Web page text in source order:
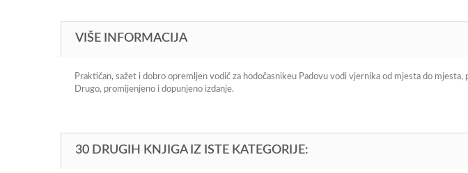
VIŠE INFORMACIJA
Praktičan, sažet i dobro opremljen vodič za hodočasnikeu Padovu vodi vjernika od mjesta do
Drugo, promijenjeno i dopunjeno izdanje.
30 DRUGIH KNJIGA IZ ISTE KATEGORIJE: